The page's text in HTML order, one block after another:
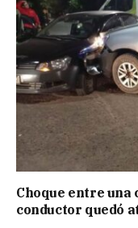
Choque entre una
conductor quedó